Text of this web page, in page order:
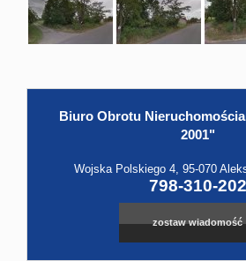
Biuro Obrotu
2001"
Wojska Polskiego 4, 95-070
798-310-202
zostaw wiadomość